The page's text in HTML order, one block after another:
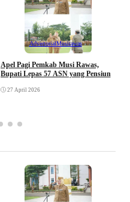
AdvertorialMusirawas
Apel Pagi Pemkab Musi Rawas,
Bupati Lepas 57 ASN yang Pensiun
27 April 2026